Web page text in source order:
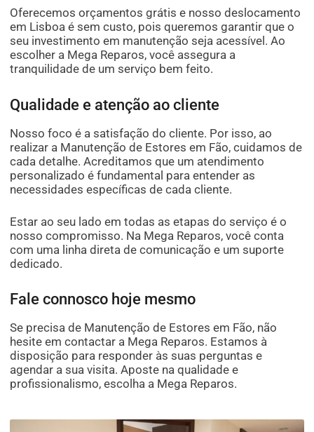
Oferecemos orçamentos grátis e nosso deslocamento
em Lisboa é sem custo, pois queremos garantir que o
seu investimento em manutenção seja acessível. Ao
escolher a Mega Reparos, você assegura a
tranquilidade de um serviço bem feito.
Qualidade e atenção ao cliente
Nosso foco é a satisfação do cliente. Por isso, ao
realizar a Manutenção de Estores em Fão, cuidamos de
cada detalhe. Acreditamos que um atendimento
personalizado é fundamental para entender as
necessidades específicas de cada cliente.
Estar ao seu lado em todas as etapas do serviço é o
nosso compromisso. Na Mega Reparos, você conta
com uma linha direta de comunicação e um suporte
dedicado.
Fale connosco hoje mesmo
Se precisa de Manutenção de Estores em Fão, não
hesite em contactar a Mega Reparos. Estamos à
disposição para responder às suas perguntas e
agendar a sua visita. Aposte na qualidade e
profissionalismo, escolha a Mega Reparos.